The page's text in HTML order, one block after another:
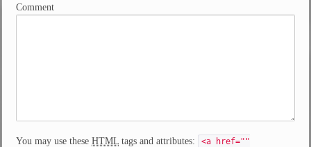
Comment
You may use these HTML tags and attributes:
<a href=""